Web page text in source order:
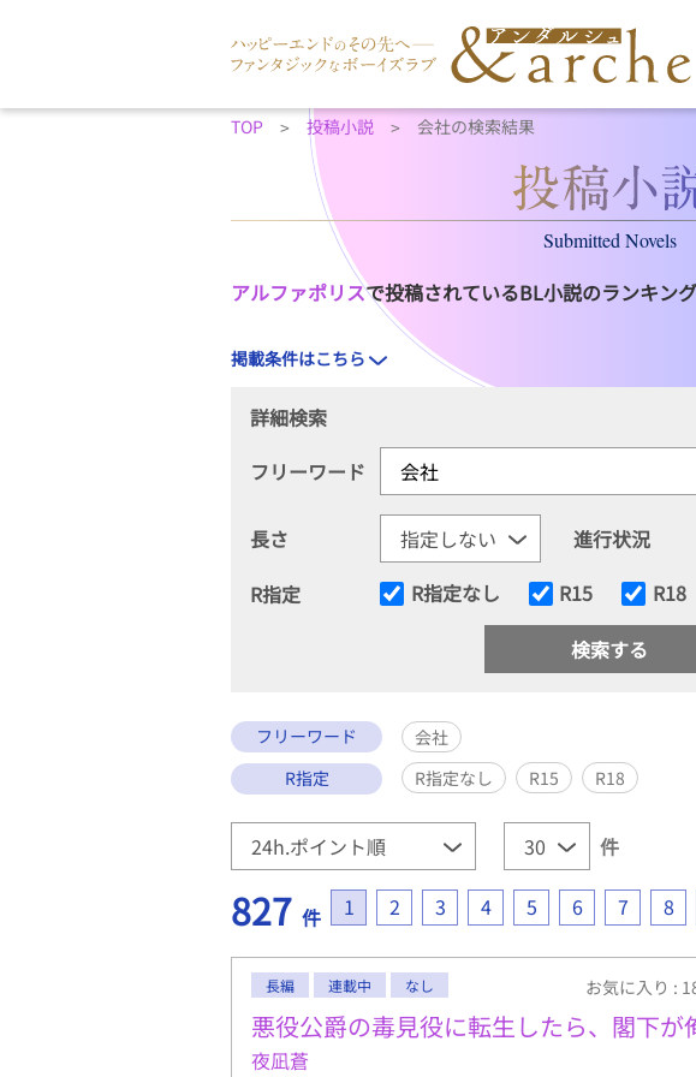
TOP 投稿小説 会社の検索結果
Submitted Novels
アルファポリスで投稿されているBL小説のランキング
掲載条件はこちら
詳細検索
フリーワード
長さ
進行状況
R指定
R指定なし R15 R18
フリーワード
会社
R指定
R指定なし R15 R18
件
827 件 1 2 3 4 5 6 7 8
長編 連載中 なし お気に入り :
悪役公爵の毒見役に転生したら、閣下が
夜凪蒼